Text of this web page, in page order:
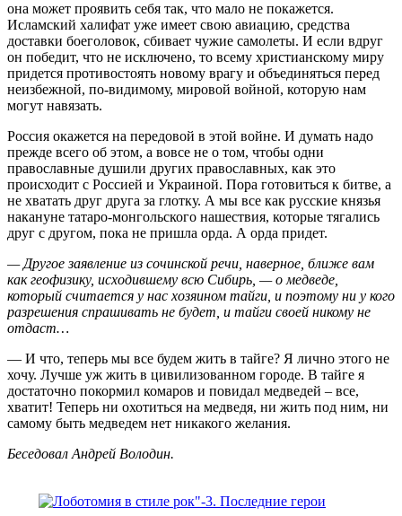
она может проявить себя так, что мало не покажется.
Исламский халифат уже имеет свою авиацию, средства
доставки боеголовок, сбивает чужие самолеты. И если вдруг
он победит, что не исключено, то всему христианскому миру
придется противостоять новому врагу и объединяться перед
неизбежной, по-видимому, мировой войной, которую нам
могут навязать.
Россия окажется на передовой в этой войне. И думать надо
прежде всего об этом, а вовсе не о том, чтобы одни
православные душили других православных, как это
происходит с Россией и Украиной. Пора готовиться к битве, а
не хватать друг друга за глотку. А мы все как русские князья
накануне татаро-монгольского нашествия, которые тягались
друг с другом, пока не пришла орда. А орда придет.
— Другое заявление из сочинской речи, наверное, ближе вам
как геофизику, исходившему всю Сибирь, — о медведе,
который считается у нас хозяином тайги, и поэтому ни у кого
разрешения спрашивать не будет, и тайги своей никому не
отдаст…
— И что, теперь мы все будем жить в тайге? Я лично этого не
хочу. Лучше уж жить в цивилизованном городе. В тайге я
достаточно покормил комаров и повидал медведей – все,
хватит! Теперь ни охотиться на медведя, ни жить под ним, ни
самому быть медведем нет никакого желания.
Беседовал Андрей Володин.